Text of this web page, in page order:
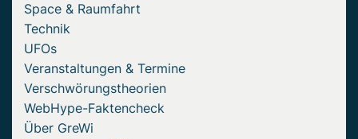
Space & Raumfahrt
Technik
UFOs
Veranstaltungen & Termine
Verschwörungstheorien
WebHype-Faktencheck
Über GreWi